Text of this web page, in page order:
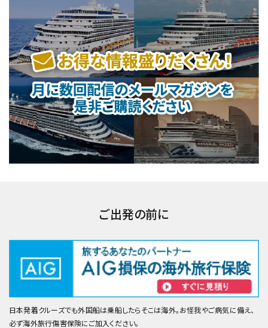
ご出発の前に
日本発着クルーズでも外国船は乗船したらそこは海外。お怪我やご病気に備え、
必ず海外旅行傷害保険にご加入ください。